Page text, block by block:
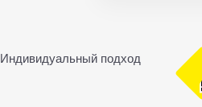
Индивидуальный подход